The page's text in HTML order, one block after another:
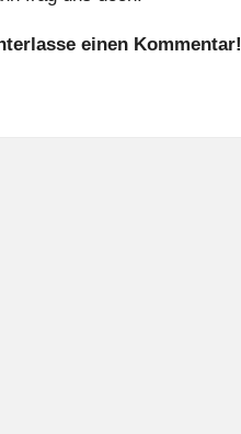
einen Kommentar!